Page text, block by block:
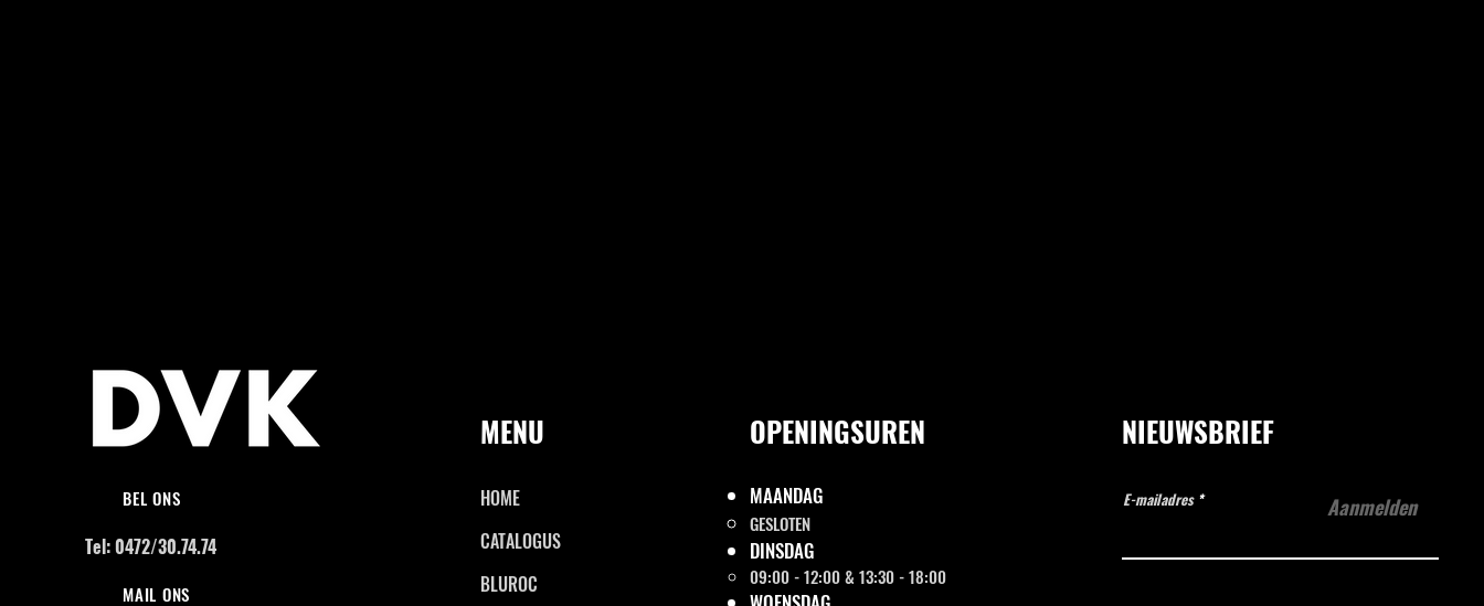
BEL ONS
Tel: 0472/30.74.74
MAIL ONS
MENU
HOME
CATALOGUS
BLUROC
OPENINGSUREN NIEUWSBRIEF
E-mailadres Aanmelden
MAANDAG
GESLOTEN
DINSDAG
09:00 - 12:00 & 13:30 - 18:00